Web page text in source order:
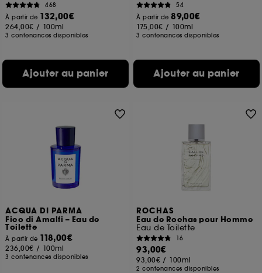
468
À partir de 132,00€
264,00€ / 100ml
3 contenances disponibles
Ajouter au panier
54
À partir de89,00€
175,00€ / 100ml
3 contenances disponibles
Ajouter au panier
ACQUA DI PARMA
Fico di Amalfi – Eau de
Toilette
À partir de 118,00€
236,00€ / 100ml
3 contenances disponibles
ROCHAS
Eau de Rochas pour Homme
Eau de Toilette
16
93,00€
93,00€ / 100ml
2 contenances disponibles